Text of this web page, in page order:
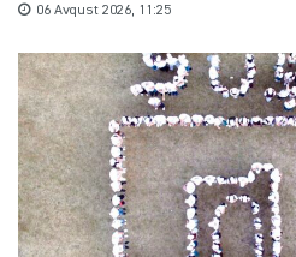
06 Avqust 2026, 11:25